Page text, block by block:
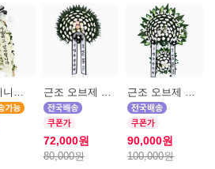
추모용 미니화환 A(서울) 근조 오브제 1단 B
72,000원
80,000원
근조 오브제 2단 B
90,000원
100,000원